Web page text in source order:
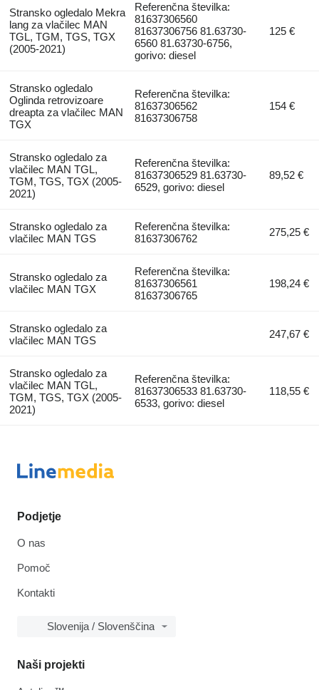
Stransko ogledalo Mekra
lang za vlačilec MAN
TGL, TGM, TGS, TGX
(2005-2021)
Referenčna številka:
81637306560
81637306756 81.63730-
6560 81.63730-6756,
gorivo: diesel
125 €
Stransko ogledalo
Oglinda retrovizoare
dreapta za vlačilec MAN
TGX
Referenčna številka:
81637306562
81637306758
154 €
Stransko ogledalo za
vlačilec MAN TGL,
TGM, TGS, TGX (2005-
2021)
Referenčna številka:
81637306529 81.63730-
6529, gorivo: diesel
89,52 €
Stransko ogledalo za
vlačilec MAN TGS
Referenčna številka:
81637306762
275,25 €
Stransko ogledalo za
vlačilec MAN TGX
Referenčna številka:
81637306561
81637306765
198,24 €
Stransko ogledalo za
vlačilec MAN TGS
247,67 €
Stransko ogledalo za
vlačilec MAN TGL,
TGM, TGS, TGX (2005-
2021)
Referenčna številka:
81637306533 81.63730-
6533, gorivo: diesel
118,55 €
Podjetje
O nas
Pomoč
Kontakti
Slovenija / Slovenščina
Naši projekti